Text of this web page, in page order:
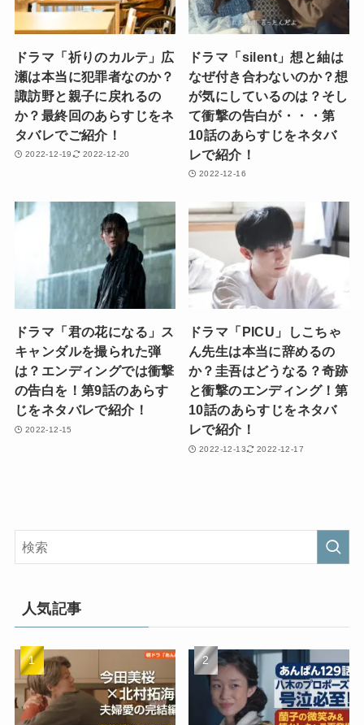
ドラマ「祈りのカルテ」広
瀬は本当に犯罪者なのか？
諏訪野と親子に戻れるの
か？最終回のあらすじをネ
タバレでご紹介！
2022-12-19 2022-12-20
ドラマ「silent」想と紬は
なぜ付き合わないのか？想
が気にしているのは？そし
て衝撃の告白が・・・第
10話のあらすじをネタバ
レで紹介！
2022-12-16
ドラマ「君の花になる」ス
キャンダルを撮られた弾
は？エンディングでは衝撃
の告白を！第9話のあらす
じをネタバレで紹介！
2022-12-15
ドラマ「PICU」しこちゃ
ん先生は本当に辞めるの
か？圭吾はどうなる？奇跡
と衝撃のエンディング！第
10話のあらすじをネタバ
レで紹介！
2022-12-13 2022-12-17
人気記事